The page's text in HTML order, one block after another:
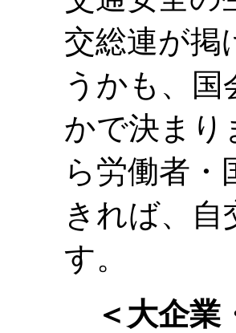
交総連が掲
うかも、
かで決まり
ら労働者
きれば、
す。
＜大企業